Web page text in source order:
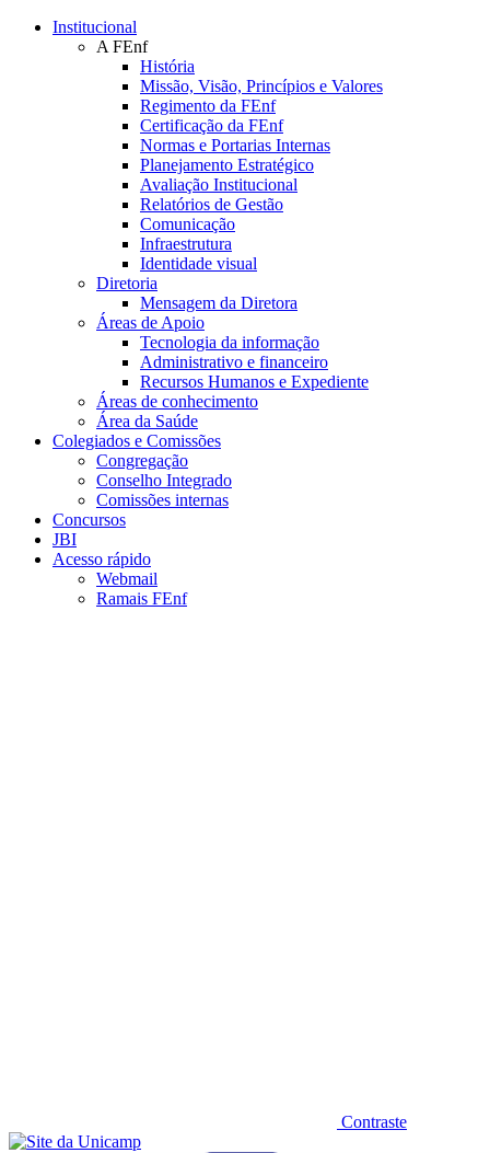
Conteúdo principal
Institucional
A FEnf
História
Missão, Visão, Princípios e Valores
Regimento da FEnf
Certificação da FEnf
Normas e Portarias Internas
Planejamento Estratégico
Avaliação Institucional
Relatórios de Gestão
Comunicação
Infraestrutura
Identidade visual
Diretoria
Mensagem da Diretora
Áreas de Apoio
Tecnologia da informação
Administrativo e financeiro
Recursos Humanos e Expediente
Áreas de conhecimento
Área da Saúde
Colegiados e Comissões
Congregação
Conselho Integrado
Comissões internas
Concursos
JBI
Acesso rápido
Webmail
Ramais FEnf
Contraste